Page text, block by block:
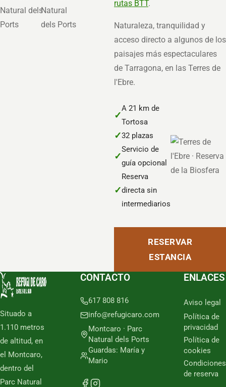
rutas BTT.
Naturaleza, tranquilidad y
acceso directo a algunos de los
paisajes más espectaculares
de Tarragona, en las Terres de
l'Ebre.
✓
A 21 km de
Tortosa
✓32 plazas
✓
Servicio de
guía opcional
✓
Reserva
directa sin
intermediarios
RESERVAR
ESTANCIA
Situado a
1.110 metros
de altitud, en
el Montcaro,
dentro del
Parc Natural
CONTACTO
617 808 816
info@refugicaro.com
Montcaro · Parc
Natural dels Ports
Guardas: María y
Mario
ENLACES
Aviso legal
Política de
privacidad
Política de
cookies
Condiciones
de reserva